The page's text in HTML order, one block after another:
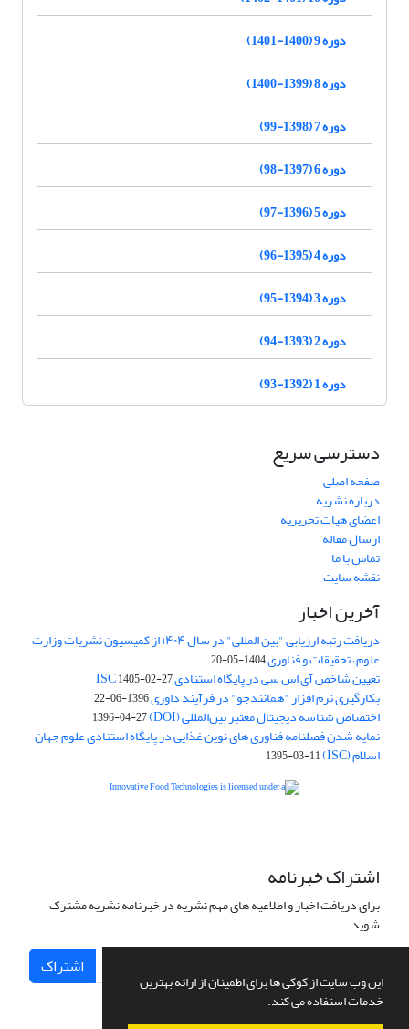
این وب سایت از کوکی ها برای اطمینان از ارائه بهترین
خدمات استفاده می کند.
دوره 9 (1400-1401)
دوره 8 (1399-1400)
دوره 7 (1398-99)
دوره 6 (1397-98)
دوره 5 (1396-97)
دوره 4 (1395-96)
دوره 3 (1394-95)
دوره 2 (1393-94)
دوره 1 (1392-93)
دسترسی سریع
صفحه اصلی
درباره نشریه
اعضای هیات تحریریه
ارسال مقاله
تماس با ما
نقشه سایت
آخرین اخبار
دریافت رتبه ارزیابی "بین المللی" در سال ۱۴۰۴ از کمیسیون نشریات وزارت
علوم، تحقیقات و فناوری1404-05-20
تعیین شاخص آی اس سی در پایگاه استنادی ISC1405-02-27
بکارگیری نرم افزار "همانندجو" در فرآیند داوری1396-06-22
اختصاص شناسه دیجیتال معتبر بین‌المللی (DOI) 1396-04-27
نمایه شدن فصلنامه فناوری های نوین غذایی در پایگاه استنادی علوم جهان
اسلام (ISC) 1395-03-11
اشتراک خبرنامه
برای دریافت اخبار و اطلاعیه های مهم نشریه در خبرنامه نشریه مشترک
شوید.
اشتراک